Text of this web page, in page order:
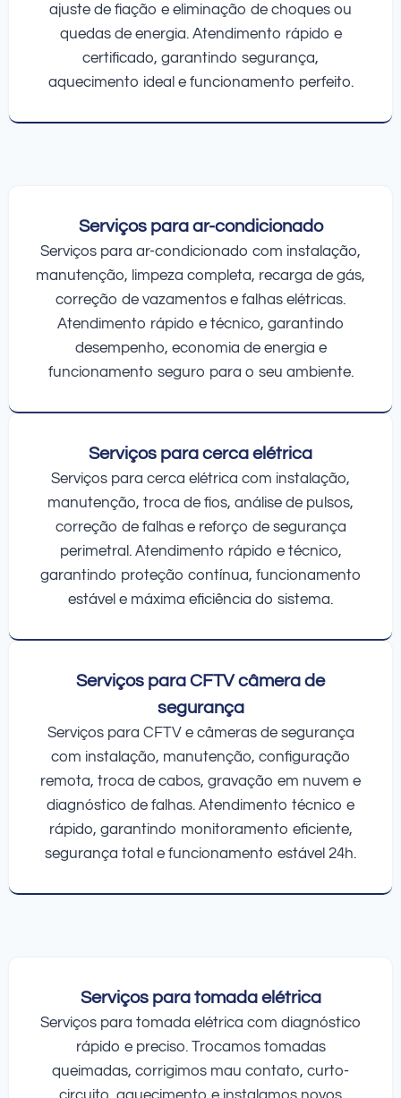
ajuste de fiação e eliminação de choques ou
quedas de energia. Atendimento rápido e
certificado, garantindo segurança,
aquecimento ideal e funcionamento perfeito.
Serviços para ar-condicionado
Serviços para ar-condicionado com instalação,
manutenção, limpeza completa, recarga de gás,
correção de vazamentos e falhas elétricas.
Atendimento rápido e técnico, garantindo
desempenho, economia de energia e
funcionamento seguro para o seu ambiente.
Serviços para cerca elétrica
Serviços para cerca elétrica com instalação,
manutenção, troca de fios, análise de pulsos,
correção de falhas e reforço de segurança
perimetral. Atendimento rápido e técnico,
garantindo proteção contínua, funcionamento
estável e máxima eficiência do sistema.
Serviços para CFTV câmera de
segurança
Serviços para CFTV e câmeras de segurança
com instalação, manutenção, configuração
remota, troca de cabos, gravação em nuvem e
diagnóstico de falhas. Atendimento técnico e
rápido, garantindo monitoramento eficiente,
segurança total e funcionamento estável 24h.
Serviços para tomada elétrica
Serviços para tomada elétrica com diagnóstico
rápido e preciso. Trocamos tomadas
queimadas, corrigimos mau contato, curto-